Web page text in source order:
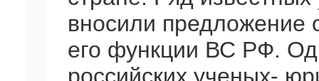
вносили предложение
его функции ВС РФ.